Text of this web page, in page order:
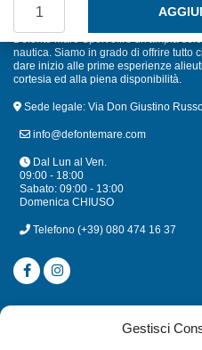
Gestisci
Defonte Mare Sport offre un'ampia
nautica. Siamo in grado di offrire tutto
dare inizio alle prime esperienze
cortesia ed alla piena disponibilità.
Sede legale: Via Don Giustino
info@defontemare.com
Dal Lun al Ven.
09:00 - 18:00
Sabato: 09:00 - 13:00
Domenica CHIUSO
Telefono (+39) 080 474 16 37
CATEGORIE